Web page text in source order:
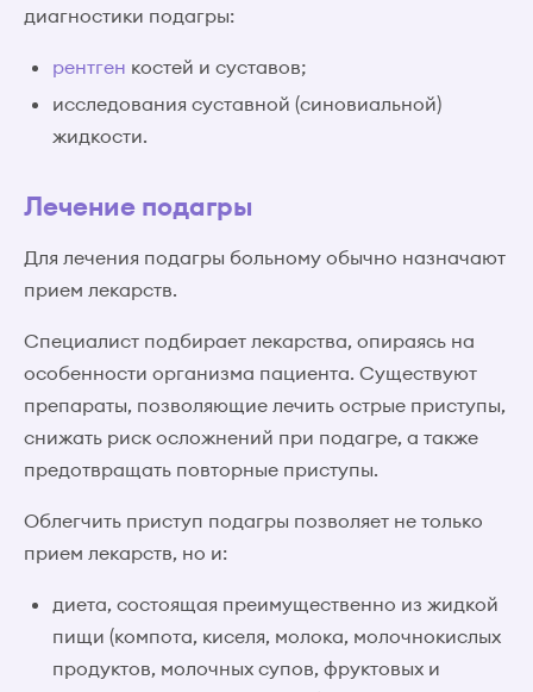
диагностики подагры:
рентген костей и суставов;
исследования суставной (синовиальной)
жидкости.
Лечение подагры
Для лечения подагры больному обычно назначают
прием лекарств.
Специалист подбирает лекарства, опираясь на
особенности организма пациента. Существуют
препараты, позволяющие лечить острые приступы,
снижать риск осложнений при подагре, а также
предотвращать повторные приступы.
Облегчить приступ подагры позволяет не только
прием лекарств, но и:
диета, состоящая преимущественно из жидкой
пищи (компота, киселя, молока, молочнокислых
продуктов, молочных супов, фруктовых и